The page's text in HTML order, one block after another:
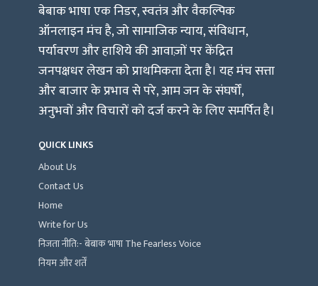
बेबाक भाषा एक निडर, स्वतंत्र और वैकल्पिक
ऑनलाइन मंच है, जो सामाजिक न्याय, संविधान,
पर्यावरण और हाशिये की आवाज़ों पर केंद्रित
जनपक्षधर लेखन को प्राथमिकता देता है। यह मंच सत्ता
और बाजार के प्रभाव से परे, आम जन के संघर्षों,
अनुभवों और विचारों को दर्ज करने के लिए समर्पित है।
QUICK LINKS
About Us
Contact Us
Home
Write for Us
निजता नीति:- बेबाक भाषा The Fearless Voice
नियम और शर्तें